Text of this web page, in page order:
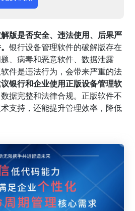
版是否安全、违法使用、后果严
银行设备管理软件的破解版存在
、病毒和恶意软件、数据泄露
件是违法行为，会带来严重的法
银行和企业使用正版设备管理软
据完整和法律合规。正版软件不
支持，还能提升管理效率，降低